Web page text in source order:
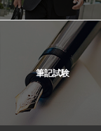
筆記試験